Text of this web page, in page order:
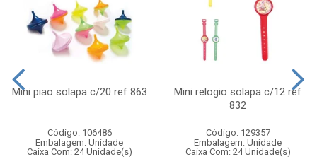
Mini piao solapa c/20 ref 863
Código: 106486
Embalagem: Unidade
Caixa Com: 24 Unidade(s)
Mini relogio solapa c/12 ref
832
Código: 129357
Embalagem: Unidade
Caixa Com: 24 Unidade(s)